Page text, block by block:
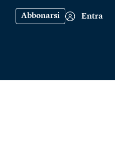
Abbonarsi Entra